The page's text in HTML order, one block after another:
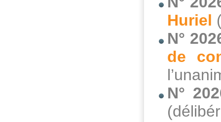
Huriel
N°
de
N°